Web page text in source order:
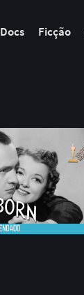
Docs Ficção